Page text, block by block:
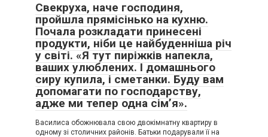
Свекруха, наче господиня,
пройшла прямісінько на кухню.
Почала розкладати принесені
продукти, ніби це найбуденніша річ
у світі. «Я тут пиріжків напекла,
ваших улюблених. І домашнього
сиру купила, і сметанки. Буду вам
допомагати по господарству,
адже ми тепер одна сім’я».
Василиса обожнювала свою двокімнатну квартиру в
одному зі столичних районів. Батьки подарували її на